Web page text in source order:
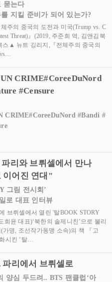
묻는다
지킬 준비가 되어 있는가?
주의 중국의 도전과 미국(Trump vs. C
Threat)』(2019, 주준희 역, 김앤김북
스▲ 뉴트 깅리지,『전체주의 중국의
UN CRIME#CoreeDuNord
#Censure
CRIME#CoreeDuNord #Bandi #
리와 브뤼셀에서 만나
이어진 연대"
그림 전시회’
로 대표 인터뷰
브뤼셀에서 열린 '탈BOOK STORY
희윤 대표)‘북한의 솔제니친’으로 불리
가명, 조선작가동맹 소속)의 책 『고
시킨 ‘탈…
파리에서 브뤼셀로
양심 두드려.. BTS 팬클럽‘아